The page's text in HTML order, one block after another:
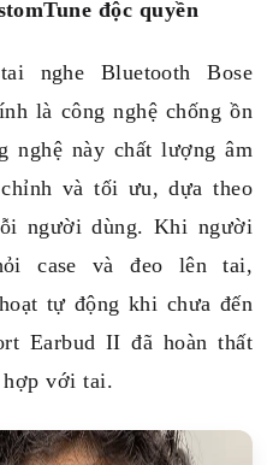
độc quyền
nghe Bluetooth Bose
là công nghệ chống ồn
nghệ này chất lượng âm
và tối ưu, dựa theo
người dùng. Khi người
case và đeo lên tai,
tự động khi chưa đến
Earbud II đã hoàn thất
hợp với tai.